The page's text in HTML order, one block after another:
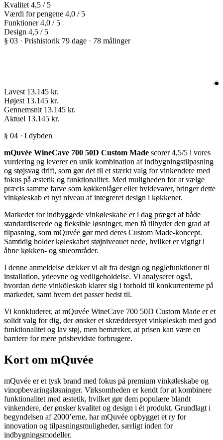
Kvalitet 4,5 / 5
Værdi for pengene 4,0 / 5
Funktioner 4,0 / 5
Design 4,5 / 5
§ 03 · Prishistorik 79 dage · 78 målinger
Lavest 13.145 kr.
Højest 13.145 kr.
Gennemsnit 13.145 kr.
Aktuel 13.145 kr.
§ 04 · I dybden
mQuvée WineCave 700 50D Custom Made scorer 4,5/5 i vores
vurdering og leverer en unik kombination af indbygningstilpasning
og støjsvag drift, som gør det til et stærkt valg for vinkendere med
fokus på æstetik og funktionalitet. Med muligheden for at vælge
præcis samme farve som køkkenlåger eller hvidevarer, bringer dette
vinkøleskab et nyt niveau af integreret design i køkkenet.
Markedet for indbyggede vinkøleskabe er i dag præget af både
standardiserede og fleksible løsninger, men få tilbyder den grad af
tilpasning, som mQuvée gør med deres Custom Made-koncept.
Samtidig holder køleskabet støjniveauet nede, hvilket er vigtigt i
åbne køkken- og stueområder.
I denne anmeldelse dækker vi alt fra design og nøglefunktioner til
installation, ydeevne og vedligeholdelse. Vi analyserer også,
hvordan dette vinköleskab klarer sig i forhold til konkurrenterne på
markedet, samt hvem det passer bedst til.
Vi konkluderer, at mQuvée WineCave 700 50D Custom Made er et
solidt valg for dig, der ønsker et skræddersyet vinkøleskab med god
funktionalitet og lav støj, men bemærker, at prisen kan være en
barriere for mere prisbevidste forbrugere.
Kort om mQuvée
mQuvée er et tysk brand med fokus på premium vinkøleskabe og
vinopbevaringsløsninger. Virksomheden er kendt for at kombinere
funktionalitet med æstetik, hvilket gør dem populære blandt
vinkendere, der ønsker kvalitet og design i ét produkt. Grundlagt i
begyndelsen af 2000’erne, har mQuvée opbygget et ry for
innovation og tilpasningsmuligheder, særligt inden for
indbygningsmodeller.